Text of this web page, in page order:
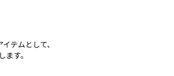
テムとして、
す。